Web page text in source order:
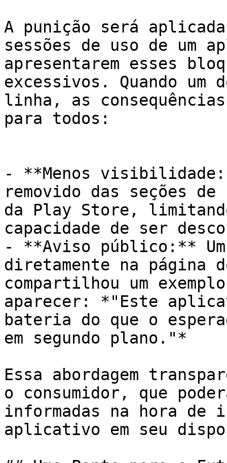
A punição será
sessões de uso de um
apresentarem esses
excessivos. Quando um
linha, as
para todos:
- **Menos
removido das seções de
da Play Store,
capacidade de ser
- **Aviso público:**
diretamente na página
compartilhou um
aparecer: *"Este
bateria do que o
em segundo plano."*
Essa abordagem
o consumidor, que
informadas na hora de
aplicativo em seu